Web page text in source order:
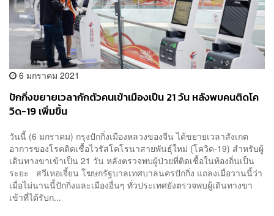
6 มกราคม 2021
ปักกิ่งขยายเวลากักตัวคนเข้าเมืองเป็น 21 วัน หลังพบคนติดโค
วิด-19 เพิ่มขึ้น
วันนี้ (6 มกราคม) กรุงปักกิ่งเมืองหลวงของจีน ได้ขยายเวลาสังเกต
อาการของโรคติดเชื้อไวรัสโคโรนาสายพันธุ์ใหม่ (โควิด-19) สำหรับผู้
เดินทางขาเข้าเป็น 21 วัน หลังตรวจพบผู้ป่วยที่ติดเชื้อในท้องถิ่นเป็น
ระยะ สวีเหอเจี้ยน โฆษกรัฐบาลเทศบาลนครปักกิ่ง แถลงเมื่อวานนี้ว่า
เมื่อไม่นานนี้ปักกิ่งและเมืองอื่นๆ ทั่วประเทศยังตรวจพบผู้เดินทางขา
เข้าที่ได้รับก...